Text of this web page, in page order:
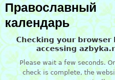
Православный
календарь